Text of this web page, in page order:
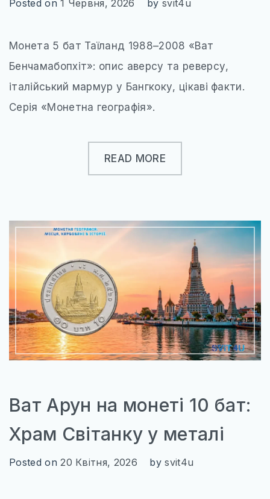
Posted on1 Червня, 2026 by svit4u
Монета 5 бат Таїланд 1988–2008 «Ват
Бенчамабопхіт»: опис аверсу та реверсу,
італійський мармур у Бангкоку, цікаві факти.
Серія «Монетна географія».
READ MORE
Ват Арун на монеті 10 бат:
Храм Світанку у металі
Posted on20 Квітня, 2026 bysvit4u